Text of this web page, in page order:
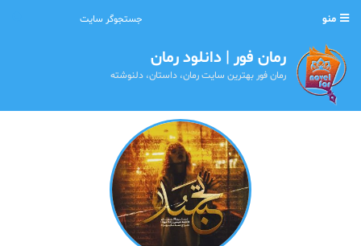
منو
رمان فور | دانلود رمان
رمان فور بهترین سایت رمان، داستان، دلنوشته